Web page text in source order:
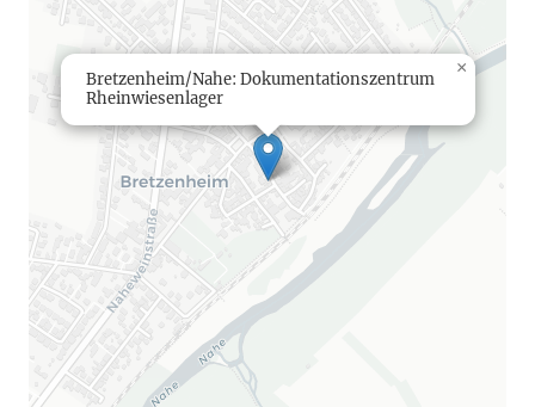
Bretzenheim/Nahe: Dokumentationszentrum
Rheinwiesenlager
×